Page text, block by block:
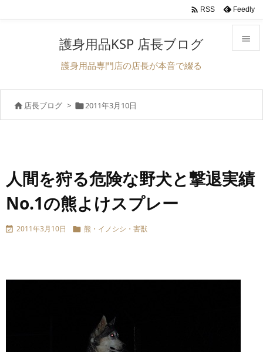


次へ

 RSS Feedly
護身用品KSP 店長ブログ
護身用品専門店の店長が本音で綴る
 店長ブログ > 2011年3月10日
人間を狩る危険な野犬と撃退実績
No.1の熊よけスプレー
 2011年3月10日  熊・イノシシ・害獣